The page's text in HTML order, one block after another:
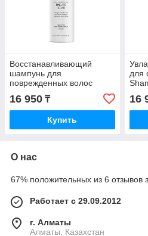
Восстанавливающий
шампунь для
поврежденных волос
REPAIR SHAMPOO
Selective Professional 1000
мл.
16 950 ₸
Купить
для
16
О нас
67% положительных из 6 отзывов
Работает с 29.09.2012
г. Алматы
Алматы, Казахстан